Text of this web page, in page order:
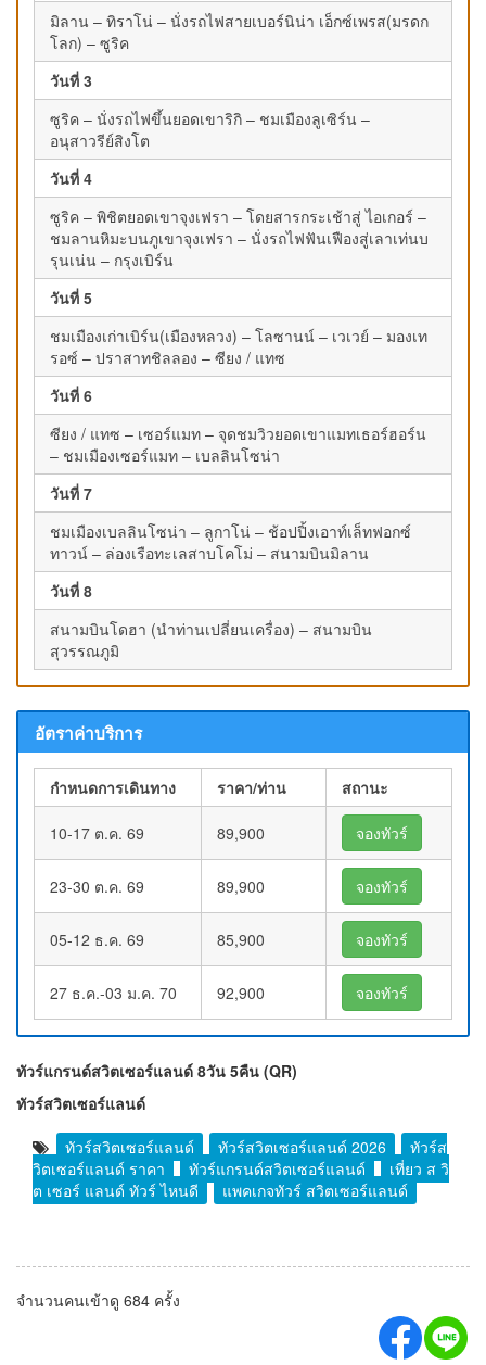
มิลาน – ทิราโน่ – นั่งรถไฟสายเบอร์นิน่า เอ็กซ์เพรส(มรดก
โลก) – ซูริค
วันที่ 3
ซูริค – นั่งรถไฟขึ้นยอดเขาริกิ – ชมเมืองลูเซิร์น –
อนุสาวรีย์สิงโต
วันที่ 4
ซูริค – พิชิตยอดเขาจุงเฟรา – โดยสารกระเช้าสู่ ไอเกอร์ –
ชมลานหิมะบนภูเขาจุงเฟรา – นั่งรถไฟฟันเฟืองสู่เลาเท่นบ
รุนเน่น – กรุงเบิร์น
วันที่ 5
ชมเมืองเก่าเบิร์น(เมืองหลวง) – โลซานน์ – เวเวย์ – มองเท
รอซ์ – ปราสาทชิลลอง – ซียง / แทซ
วันที่ 6
ซียง / แทซ – เซอร์แมท – จุดชมวิวยอดเขาแมทเธอร์ฮอร์น
– ชมเมืองเซอร์แมท – เบลลินโซน่า
วันที่ 7
ชมเมืองเบลลินโซน่า – ลูกาโน่ – ช้อปปิ้งเอาท์เล็ทฟอกซ์
ทาวน์ – ล่องเรือทะเลสาบโคโม่ – สนามบินมิลาน
วันที่ 8
สนามบินโดฮา (นำท่านเปลี่ยนเครื่อง) – สนามบิน
สุวรรณภูมิ
อัตราค่าบริการ
กำหนดการเดินทาง ราคา/ท่าน สถานะ
10-17 ต.ค. 69 89,900 จองทัวร์
23-30 ต.ค. 69 89,900 จองทัวร์
05-12 ธ.ค. 69 85,900 จองทัวร์
27 ธ.ค.-03 ม.ค. 70 92,900 จองทัวร์
ทัวร์แกรนด์สวิตเซอร์แลนด์ 8วัน 5คืน (QR)
ทัวร์สวิตเซอร์แลนด์
ทัวร์สวิตเซอร์แลนด์
ทัวร์สวิตเซอร์แลนด์ 2026
ทัวร์ส
วิตเซอร์แลนด์ ราคา
ทัวร์แกรนด์สวิตเซอร์แลนด์
เที่ยว ส วิ
ต เซอร์ แลนด์ ทัวร์ ไหนดี
แพคเกจทัวร์ สวิตเซอร์แลนด์
จำนวนคนเข้าดู 684 ครั้ง